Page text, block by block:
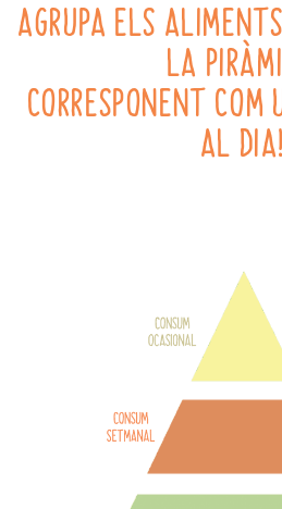
AGRUPA ELS
LA
CORRESPONENT
AL DIA!